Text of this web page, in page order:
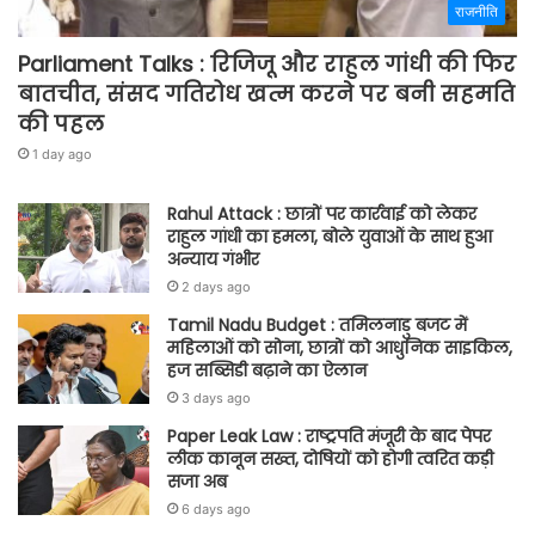
राजनीति
Parliament Talks : रिजिजू और राहुल गांधी की फिर
बातचीत, संसद गतिरोध खत्म करने पर बनी सहमति
की पहल
1 day ago
Rahul Attack : छात्रों पर कार्रवाई को लेकर
राहुल गांधी का हमला, बोले युवाओं के साथ हुआ
अन्याय गंभीर
2 days ago
Tamil Nadu Budget : तमिलनाडु बजट में
महिलाओं को सोना, छात्रों को आधुनिक साइकिल,
हज सब्सिडी बढ़ाने का ऐलान
3 days ago
Paper Leak Law : राष्ट्रपति मंजूरी के बाद पेपर
लीक कानून सख्त, दोषियों को होगी त्वरित कड़ी
सजा अब
6 days ago